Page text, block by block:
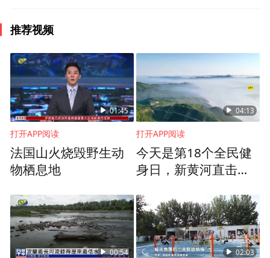
推荐视频
01:45
打开APP阅读
法国山火烧毁野生动
物栖息地
04:13
打开APP阅读
今天是第18个全民健
身日，新黄河直击泉
00:54 02:03